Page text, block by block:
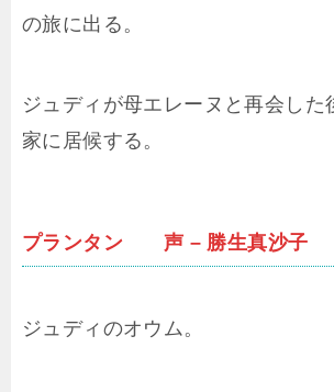
の旅に出る。
ジュディが母エレーヌと再会した
家に居候する。
プランタン 声 – 勝生真沙子
ジュディのオウム。